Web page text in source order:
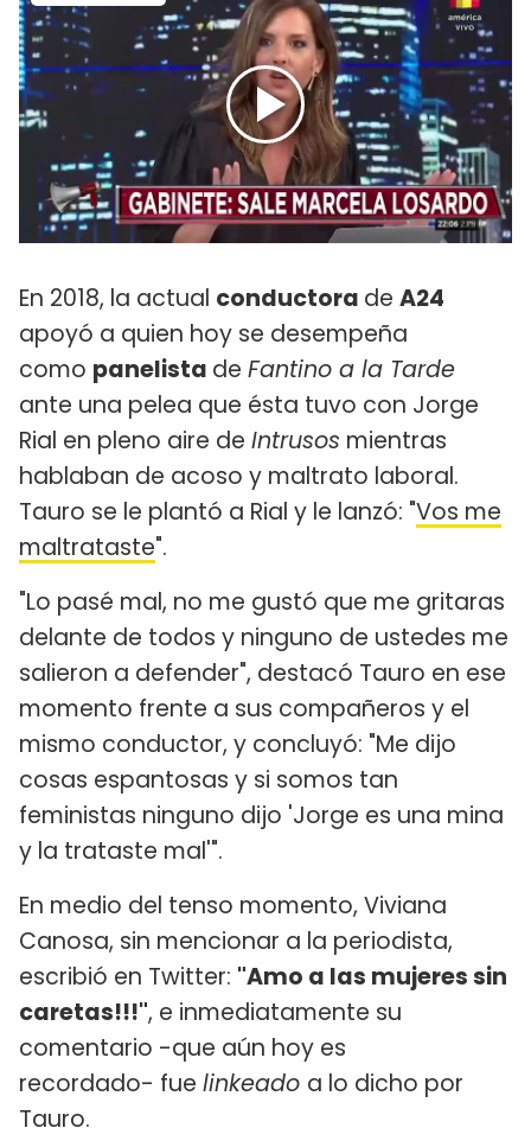
En 2018, la actual conductora de A24
apoyó a quien hoy se desempeña
como panelista de Fantino a la Tarde
ante una pelea que ésta tuvo con Jorge
Rial en pleno aire de Intrusos mientras
hablaban de acoso y maltrato laboral.
Tauro se le plantó a Rial y le lanzó: "Vos me
maltrataste".
"Lo pasé mal, no me gustó que me gritaras
delante de todos y ninguno de ustedes me
salieron a defender", destacó Tauro en ese
momento frente a sus compañeros y el
mismo conductor, y concluyó: "Me dijo
cosas espantosas y si somos tan
feministas ninguno dijo 'Jorge es una mina
y la trataste mal'".
En medio del tenso momento, Viviana
Canosa, sin mencionar a la periodista,
escribió en Twitter: "Amo a las mujeres sin
caretas!!!", e inmediatamente su
comentario -que aún hoy es
recordado- fue linkeado a lo dicho por
Tauro.